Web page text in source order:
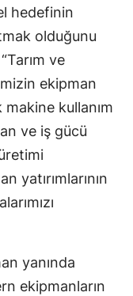
hedefinin
olduğunu
ve
ekipman
makine kullanım
ve iş gücü
yatırımlarının
yanında
ekipmanların